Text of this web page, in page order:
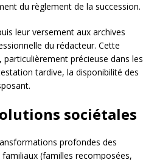
du règlement de la succession.
leur versement aux archives
du rédacteur. Cette
précieuse dans les
tardive, la disponibilité des
sociétales
profondes des
(familles recomposées,